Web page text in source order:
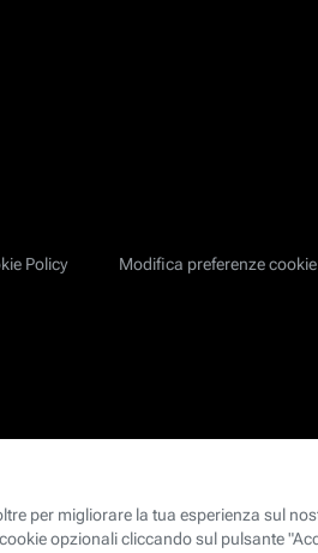
Policy Modifica preferenze cookie